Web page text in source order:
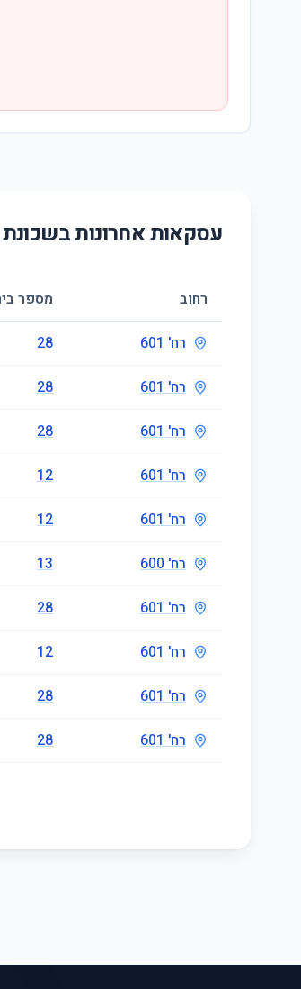
עסקאות אחרונות
רחוב מספר
רח' 601 28
רח' 601 28
רח' 601 28
רח' 601 12
רח' 601 12
רח' 600 13
רח' 601 28
רח' 601 12
רח' 601 28
רח' 601 28